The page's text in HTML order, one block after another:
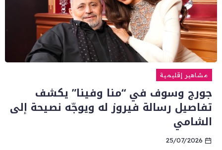
مشاهير إقليمية
جورج وسوف في “منا وفينا” يكشف
تفاصيل رسالة فيروز له ويوجّه نصيحة إلى
الشامي
25/07/2026